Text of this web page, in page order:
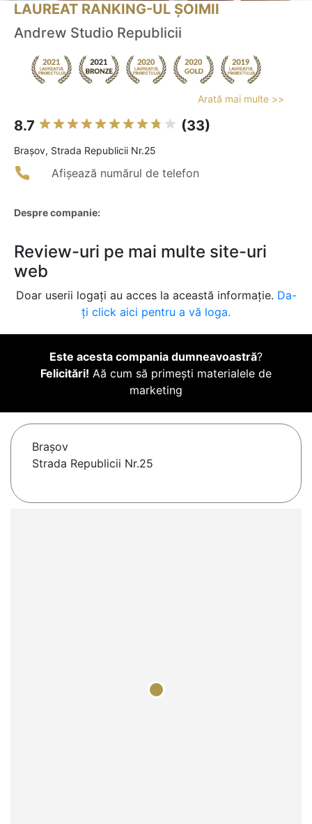
LAUREAT RANKING-UL ȘOIMII
Andrew Studio Republicii
Arată mai multe >>
8.7 (33)
Braşov, Strada Republicii Nr.25
Afișează numărul de telefon
Despre companie:
Review-uri pe mai multe site-uri
web
Doar userii logați au acces la această informație. Da-
ți click aici pentru a vă loga.
Este acesta compania dumneavoastră?
Felicitări! Aă cum să primești materialele de
marketing
Braşov
Strada Republicii Nr.25